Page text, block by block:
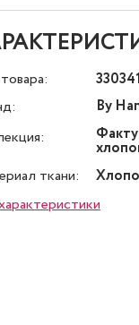
330341
By
ткани: